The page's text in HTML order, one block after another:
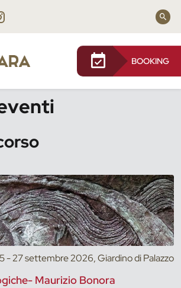
BOOKING
27 settembre 2026, Giardino di Palazzo
Maurizio Bonora